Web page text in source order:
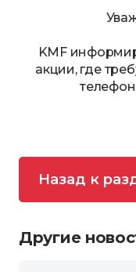
KMF
акции, где
Назад к
Другие